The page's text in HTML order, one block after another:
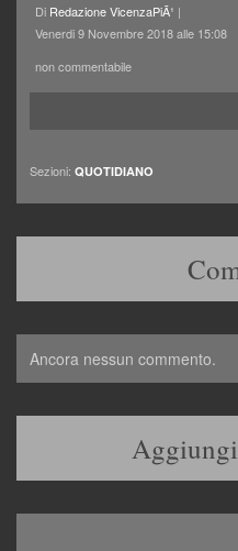
Di Redazione VicenzaPiÃ¹ |
Venerdi 9 Novembre 2018 alle 15:08
non commentabile
Sezioni: QUOTIDIANO
Ancora nessun commento.